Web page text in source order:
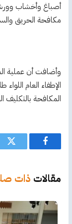
أصباغ وأخشاب
مكافحة الحريق
وأضافت أن عملية
الإطفاء العام
المكافحة
فيسبوك
مقالات ذات